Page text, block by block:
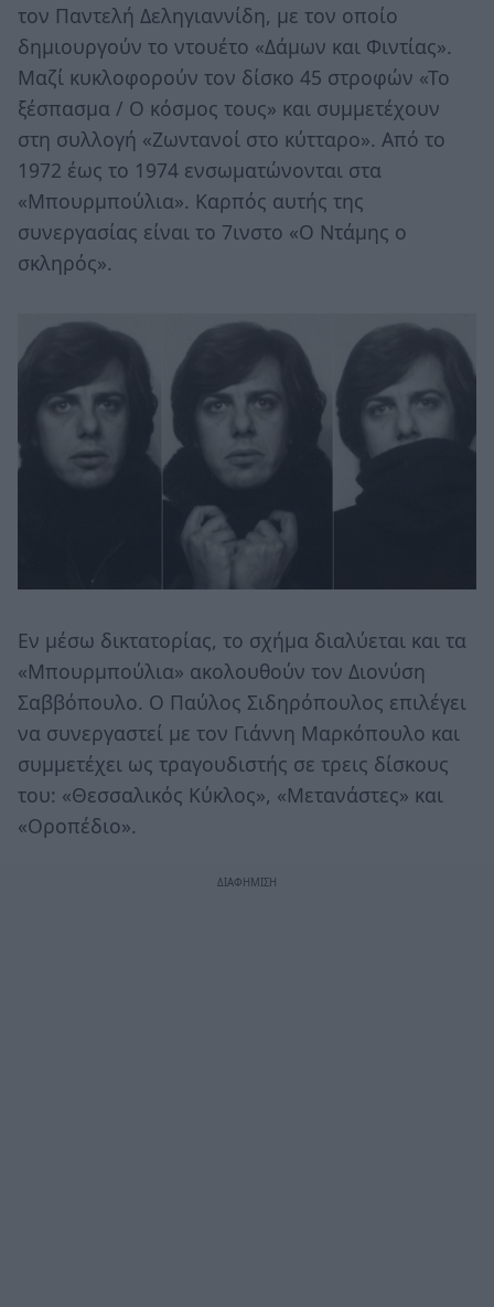
τον Παντελή Δεληγιαννίδη, με τον οποίο
δημιουργούν το ντουέτο «Δάμων και Φιντίας».
Μαζί κυκλοφορούν τον δίσκο 45 στροφών «Το
ξέσπασμα / Ο κόσμος τους» και συμμετέχουν
στη συλλογή «Ζωντανοί στο κύτταρο». Από το
1972 έως το 1974 ενσωματώνονται στα
«Μπουρμπούλια». Καρπός αυτής της
συνεργασίας είναι το 7ινστο «Ο Ντάμης ο
σκληρός».
Εν μέσω δικτατορίας, το σχήμα διαλύεται και τα
«Μπουρμπούλια» ακολουθούν τον Διονύση
Σαββόπουλο. Ο Παύλος Σιδηρόπουλος επιλέγει
να συνεργαστεί με τον Γιάννη Μαρκόπουλο και
συμμετέχει ως τραγουδιστής σε τρεις δίσκους
του: «Θεσσαλικός Κύκλος», «Μετανάστες» και
«Οροπέδιο».